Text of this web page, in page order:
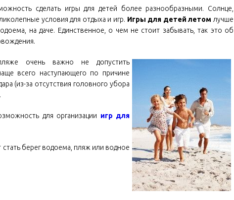
сделать игры для детей более разнообразными. Солнце,
условия для отдыха и игр. Игры для детей летом лучше
на даче. Единственное, о чем не стоит забывать, так это об
очень важно не допустить
всего наступающего по причине
(из-за отсутствия головного убора
для организации игр для
берег водоема, пляж или водное